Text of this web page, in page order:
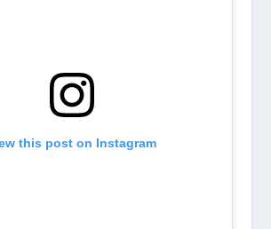
this post on Instagram